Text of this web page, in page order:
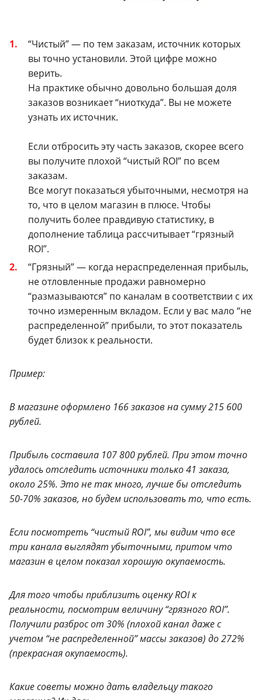
“Чистый” — по тем заказам, источник которых
вы точно установили. Этой цифре можно
верить.
На практике обычно довольно большая доля
заказов возникает “ниоткуда”. Вы не можете
узнать их источник.
Если отбросить эту часть заказов, скорее всего
вы получите плохой “чистый ROI” по всем
заказам.
Все могут показаться убыточными, несмотря на
то, что в целом магазин в плюсе. Чтобы
получить более правдивую статистику, в
дополнение таблица рассчитывает “грязный
ROI”.
“Грязный” — когда нераспределенная прибыль,
не отловленные продажи равномерно
“размазываются” по каналам в соответствии с их
точно измеренным вкладом. Если у вас мало “не
распределенной” прибыли, то этот показатель
будет близок к реальности.
Пример:
В магазине оформлено 166 заказов на сумму 215 600
рублей.
Прибыль составила 107 800 рублей. При этом точно
удалось отследить источники только 41 заказа,
около 25%. Это не так много, лучше бы отследить
50-70% заказов, но будем использовать то, что есть.
Если посмотреть “чистый ROI”, мы видим что все
три канала выглядят убыточными, притом что
магазин в целом показал хорошую окупаемость.
Для того чтобы приблизить оценку ROI к
реальности, посмотрим величину “грязного ROI”.
Получили разброс от 30% (плохой канал даже с
учетом “не распределенной” массы заказов) до 272%
(прекрасная окупаемость).
Какие советы можно дать владельцу такого